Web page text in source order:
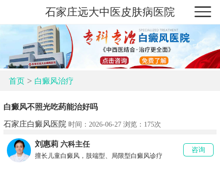
石家庄远大中医皮肤病医院
首页> 白癜风治疗
白癜风不照光吃药能治好吗
石家庄白癜风医院 时间：2026-06-27 浏览： 175次
刘惠莉 六科主任
擅长儿童白癜风，肢端型、局限型白癜风诊疗
咨询